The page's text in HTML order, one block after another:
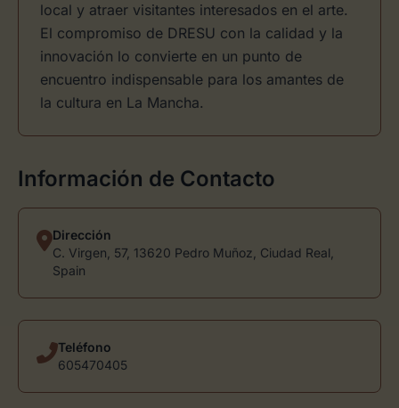
local y atraer visitantes interesados en el arte.
El compromiso de DRESU con la calidad y la
innovación lo convierte en un punto de
encuentro indispensable para los amantes de
la cultura en La Mancha.
Información de Contacto
Dirección
C. Virgen, 57, 13620 Pedro Muñoz, Ciudad Real,
Spain
Teléfono
605470405